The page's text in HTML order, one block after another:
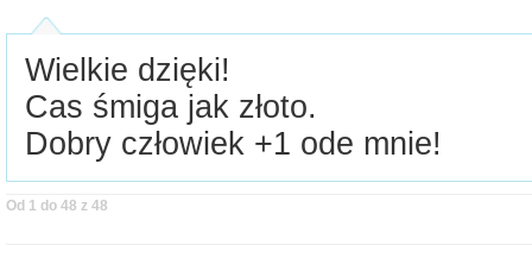
Wielkie dzięki!
Cas śmiga jak złoto.
Dobry człowiek +1 ode mnie!
Od 1 do 48 z 48